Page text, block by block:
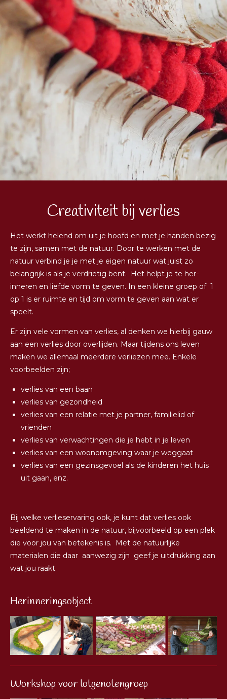
Creativiteit bij verlies
Het werkt helend om uit je hoofd en met je handen bezig
te zijn, samen met de natuur. Door te werken met de
natuur verbind je je met je eigen natuur wat juist zo
belangrijk is als je verdrietig bent. Het helpt je te her-
inneren en liefde vorm te geven. In een kleine groep of 1
op 1 is er ruimte en tijd om vorm te geven aan wat er
speelt.
Er zijn vele vormen van verlies, al denken we hierbij gauw
aan een verlies door overlijden. Maar tijdens ons leven
maken we allemaal meerdere verliezen mee. Enkele
voorbeelden zijn;
verlies van een baan
verlies van gezondheid
verlies van een relatie met je partner, familielid of
vrienden
verlies van verwachtingen die je hebt in je leven
verlies van een woonomgeving waar je weggaat
verlies van een gezinsgevoel als de kinderen het huis
uit gaan, enz.
Bij welke verlieservaring ook, je kunt dat verlies ook
beeldend te maken in de natuur, bijvoorbeeld op een plek
die voor jou van betekenis is. Met de natuurlijke
materialen die daar aanwezig zijn geef je uitdrukking aan
wat jou raakt.
Herinneringsobject
Workshop voor lotgenotengroep